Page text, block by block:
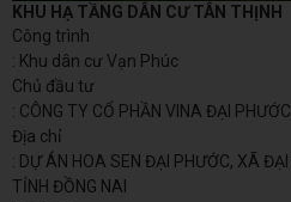
KHU HẠ TẦNG DÂN CƯ TÂN THỊNH
Công trình
: Khu dân cư Vạn Phúc
Chủ đầu tư
: CÔNG TY CỔ PHẦN VINA ĐẠI PHƯỚC
Địa chỉ
: DỰ ÁN HOA SEN ĐẠI PHƯỚC, XÃ
TỈNH ĐỒNG NAI